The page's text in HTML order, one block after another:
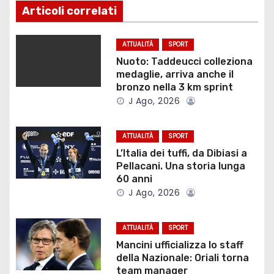
i
g
z
o
n
a
r
t
Articoli correlati
ATTUALITÀ SPORT
Nuoto: Taddeucci colleziona
medaglie, arriva anche il
bronzo nella 3 km sprint
J Ago, 2026
ATTUALITÀ SPORT
L’Italia dei tuffi, da Dibiasi a
Pellacani. Una storia lunga
60 anni
J Ago, 2026
ATTUALITÀ SPORT
Mancini ufficializza lo staff
della Nazionale: Oriali torna
team manager